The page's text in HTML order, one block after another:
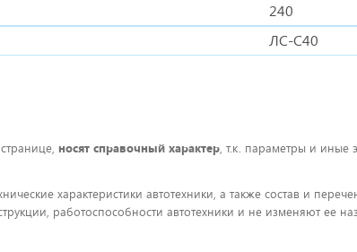
240
ЛС-С40
носят справочный характер, т.к. параметры и иные
характеристики автотехники, а также состав и
работоспособности автотехники и не изменяют ее